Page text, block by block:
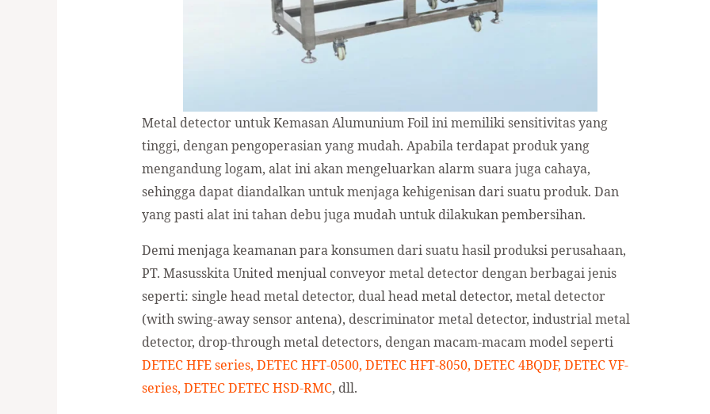
Metal detector untuk Kemasan Alumunium Foil ini memiliki sensitivitas yang
tinggi, dengan pengoperasian yang mudah. Apabila terdapat produk yang
mengandung logam, alat ini akan mengeluarkan alarm suara juga cahaya,
sehingga dapat diandalkan untuk menjaga kehigenisan dari suatu produk. Dan
yang pasti alat ini tahan debu juga mudah untuk dilakukan pembersihan.
Demi menjaga keamanan para konsumen dari suatu hasil produksi perusahaan,
PT. Masusskita United menjual conveyor metal detector dengan berbagai jenis
seperti: single head metal detector, dual head metal detector, metal detector
(with swing-away sensor antena), descriminator metal detector, industrial metal
detector, drop-through metal detectors, dengan macam-macam model seperti
DETEC HFE series, DETEC HFT-0500, DETEC HFT-8050, DETEC 4BQDF, DETEC VF-
series, DETEC DETEC HSD-RMC, dll.